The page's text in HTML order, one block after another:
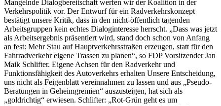
Mangelnde Dialogbereitschaft werfen wir der Koalition in der
Verkehrspolitik vor. Der Entwurf für ein Radverkehrskonzept
bestätigt unsere Kritik, dass in den nicht-öffentlich tagenden
Arbeitsgruppen kein echtes Dialoginteresse herrscht. „Dass was jetzt
als Arbeitsergebnis präsentiert wird, stand doch schon von Anfang
an fest: Mehr Stau auf Hauptverkehrsstraßen erzeugen, statt für den
Fahrradverkehr eigene Trassen zu planen“, so FDP Vorsitzender Jan
Maik Schlifter. Eigene Achsen für den Radverkehr und
Funktionsfähigkeit des Autoverkehrs erhalten Unsere Entscheidung,
uns nicht als Feigenblatt vereinnahmen zu lassen und aus „Pseudo-
Beratungen in Geheimgremien“ auszusteigen, hat sich als
„goldrichtig“ erwiesen. Schlifter: „Rot-Grün geht es um